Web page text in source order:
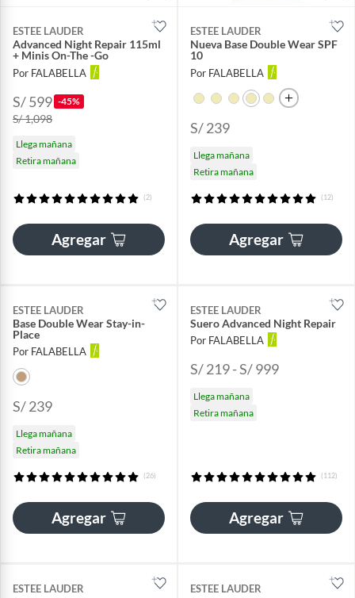
ESTEE LAUDER
Advanced Night Repair 115ml
+ Minis On-The -Go
Por FALABELLA
S/ 599 -45%
S/ 1,098
Llega mañana
Retira mañana
(2)
Agregar
ESTEE LAUDER
Nueva Base Double Wear SPF
10
Por FALABELLA
S/ 239
Llega mañana
Retira mañana
(12)
Agregar
ESTEE LAUDER
Base Double Wear Stay-in-
Place
Por FALABELLA
S/ 239
Llega mañana
Retira mañana
(26)
Agregar
ESTEE LAUDER
Suero Advanced Night Repair
Por FALABELLA
S/ 219 - S/ 999
Llega mañana
Retira mañana
(112)
Agregar
ESTEE LAUDER ESTEE LAUDER